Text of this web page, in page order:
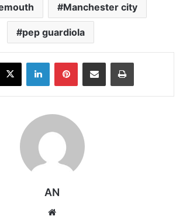
Manchester city
pep guardiola
X LinkedInPinterestShare via Email Print
AN